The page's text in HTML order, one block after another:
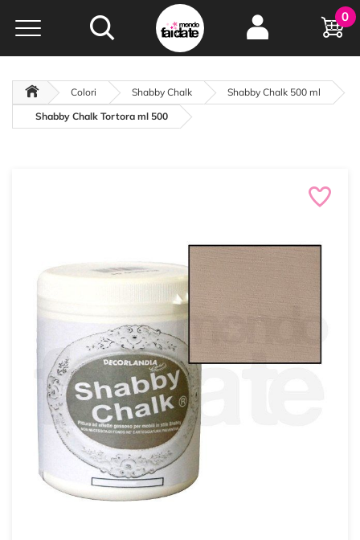
Hobby e
creatività...
oltre 15 anni online
0
Colori Shabby Chalk
Shabby Chalk 500 ml
Shabby Chalk Tortora ml 500